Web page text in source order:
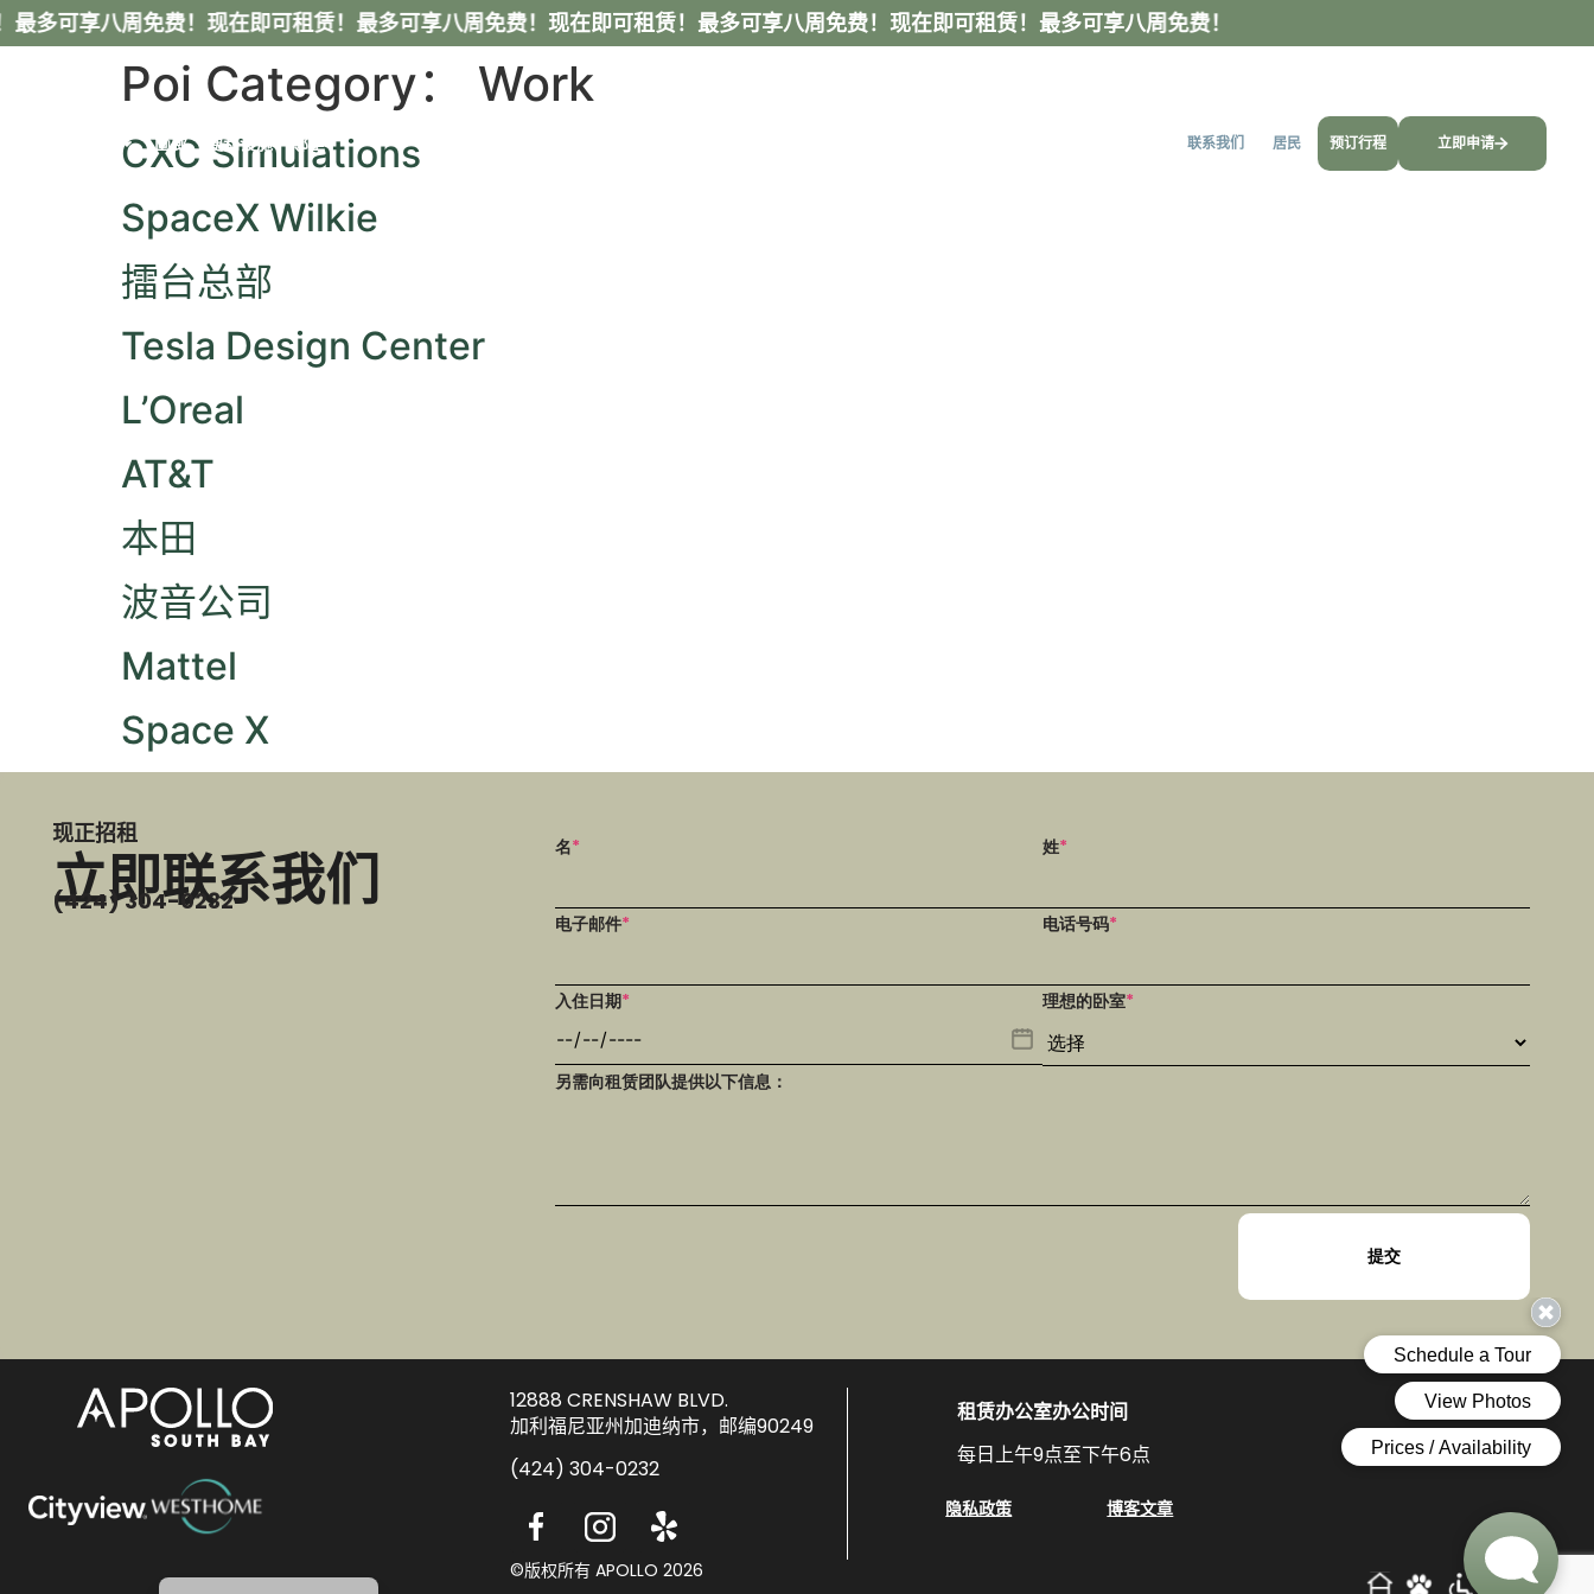
多可享八周免费！ 现在即可租赁！最多可享八周免费！ 现在即可租赁！最多可享八周免费！ 现在即可租赁！最多可享八周免费！
画廊 便利设施 邻里 联系我们 居民 预订行程 立即申请
Poi Category： Work
CXC Simulations
SpaceX Wilkie
擂台总部
Tesla Design Center
L’Oreal
AT&T
本田
波音公司
Mattel
Space X
现正招租
立即联系我们
(424) 304-0232
名* 姓*
电子邮件* 电话号码*
入住日期* 理想的卧室*
另需向租赁团队提供以下信息：
12888 CRENSHAW BLVD.
加利福尼亚州加迪纳市，邮编90249
(424) 304-0232
©版权所有 APOLLO 2026
租赁办公室办公时间
每日上午9点至下午6点
隐私政策 博客文章
Español de México
한국어
日本語
Deutsch